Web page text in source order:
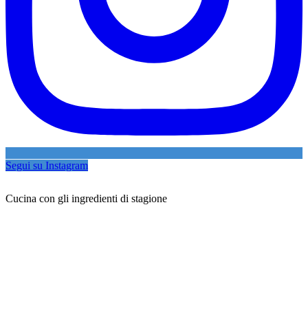
Segui su Instagram
Cucina con gli ingredienti di stagione